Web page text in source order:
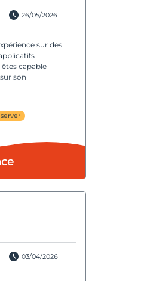
26/05/2026
sur des
êtes capable
son
l’analyse et
de vos missions
métiers et
03/04/2026